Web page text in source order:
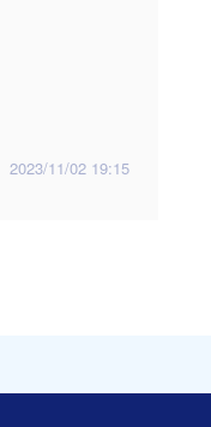
2023/11/02 19:15